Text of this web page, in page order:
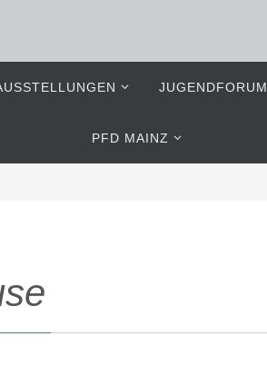
JUGENDFORUM
PFD MAINZ